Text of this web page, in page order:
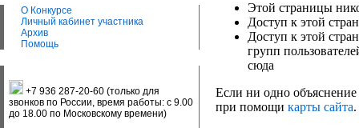
О Конкурсе
Личный кабинет участника
Архив
Помощь
+7 936 287-20-60 (только для
звонков по России, время работы: с 9.00
до 18.00 по Московскому времени)
Этой страницы
Доступ к этой
Доступ к этой
групп
сюда
Если ни одно объяснение
при помощи карты сайта.